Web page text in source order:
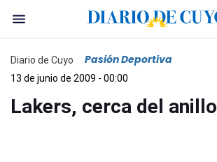
Diario de Cuyo Pasión Deportiva
13 de junio de 2009 - 00:00
Lakers, cerca del anillo